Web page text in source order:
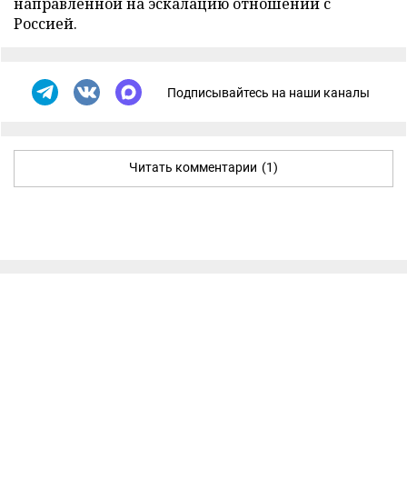
Россией.
Подписывайтесь на наши каналы
Читать комментарии (1)